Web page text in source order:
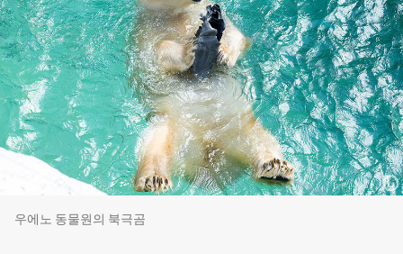
우에노 동물원의 북극곰